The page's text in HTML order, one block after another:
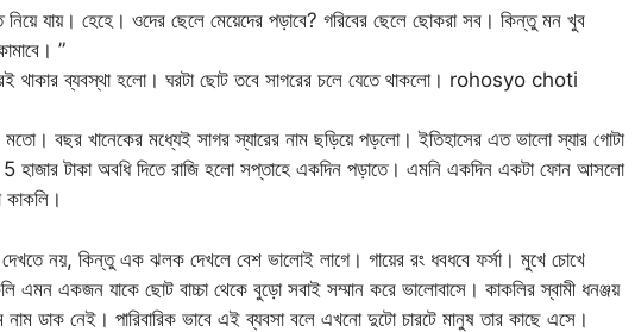
যায়। হেহে। ওদের ছেলে মেয়েদের পড়াবে? গরিবের ছেলে ছোকরা সব। কিন্তু মন খুব
”
থাকার ব্যবস্থা হলো। ঘরটা ছোট তবে সাগরের চলে যেতে থাকলো। rohosyo choti
মতো। বছর খানেকের মধ্যেই সাগর স্যারের নাম ছড়িয়ে পড়লো। ইতিহাসের এত ভালো স্যার গোটা
হাজার টাকা অবধি দিতে রাজি হলো সপ্তাহে একদিন পড়াতে। এমনি একদিন একটা ফোন আসলো
দেখতে নয়, কিন্তু এক ঝলক দেখলে বেশ ভালোই লাগে। গায়ের রং ধবধবে ফর্সা। মুখে চোখে
একজন যাকে ছোট বাচ্চা থেকে বুড়ো সবাই সম্মান করে ভালোবাসে। কাকলির স্বামী ধনঞ্জয়
ডাক নেই। পারিবারিক ভাবে এই ব্যবসা বলে এখনো দুটো চারটে মানুষ তার কাছে এসে।